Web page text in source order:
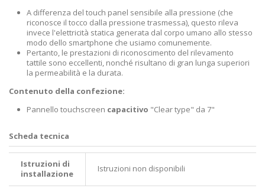
A differenza del touch panel sensibile alla pressione (che
riconosce il tocco dalla pressione trasmessa), questo rileva
invece l'elettricità statica generata dal corpo umano allo stesso
modo dello smartphone che usiamo comunemente.
Pertanto, le prestazioni di riconoscimento del rilevamento
tattile sono eccellenti, nonché risultano di gran lunga superiori
la permeabilità e la durata.
Contenuto della confezione:
Pannello touchscreen capacitivo "Clear type" da 7"
Scheda tecnica
Istruzioni di
installazione
Istruzioni non disponibili